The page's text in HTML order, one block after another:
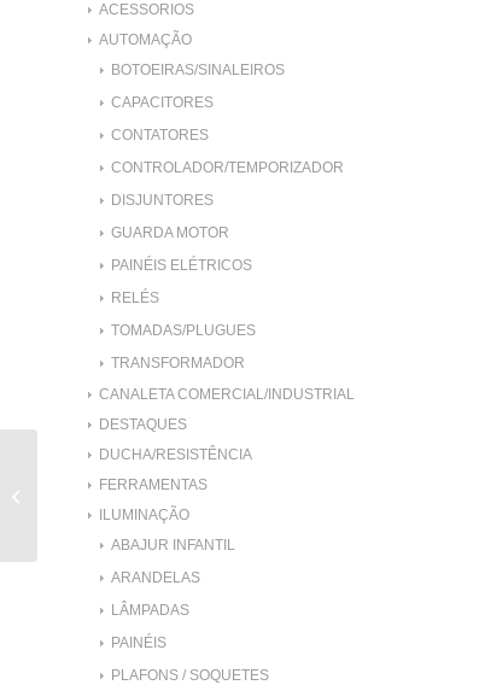
ACESSORIOS
AUTOMAÇÃO
BOTOEIRAS/SINALEIROS
CAPACITORES
CONTATORES
CONTROLADOR/TEMPORIZADOR
DISJUNTORES
GUARDA MOTOR
PAINÉIS ELÉTRICOS
RELÉS
TOMADAS/PLUGUES
TRANSFORMADOR
CANALETA COMERCIAL/INDUSTRIAL
DESTAQUES
DUCHA/RESISTÊNCIA
FERRAMENTAS
ILUMINAÇÃO
ABAJUR INFANTIL
ARANDELAS
LÂMPADAS
PAINÉIS
PLAFONS / SOQUETES
FEMEA TUBO 12MM
ROSCA 1/2